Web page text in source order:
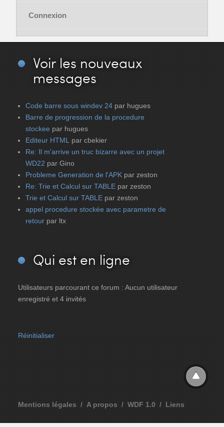
Connexion
Voir les nouveaux
messages
Code barre sous windev 24 par hugues
Barre de progression de la procedure
stockee par hugues
Editeur HTML par cbekier
Re: Il m'arrive un truc bizarre avec un projet
WD22 par Gino
Probleme Generation de l'APK par zeston
Re: Trie et Calcul sur TABLE par zeston
Trie et Calcul sur TABLE par zeston
appel procedure stockée avec parametre de
retour par ltx
Qui est en ligne
Utilisateurs parcourant ce forum : Aucun utilisateur
enregistré et 4 invités
Réinitialiser
Mentions légales A propos WDF 1.0 Liens